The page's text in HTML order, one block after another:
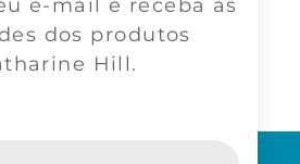
e-mail e receba as
dos produtos
Hill.